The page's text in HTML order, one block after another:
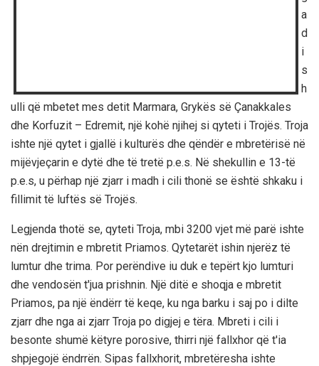
a
d
i
s
h
ulli që mbetet mes detit Marmara, Grykës së Çanakkales
dhe Korfuzit – Edremit, një kohë njihej si qyteti i Trojës. Troja
ishte një qytet i gjallë i kulturës dhe qëndër e mbretërisë në
mijëvjeçarin e dytë dhe të tretë p.e.s. Në shekullin e 13-të
p.e.s, u përhap një zjarr i madh i cili thonë se është shkaku i
fillimit të luftës së Trojës.
Legjenda thotë se, qyteti Troja, mbi 3200 vjet më parë ishte
nën drejtimin e mbretit Priamos. Qytetarët ishin njerëz të
lumtur dhe trima. Por perëndive iu duk e tepërt kjo lumturi
dhe vendosën t'jua prishnin. Një ditë e shoqja e mbretit
Priamos, pa një ëndërr të keqe, ku nga barku i saj po i dilte
zjarr dhe nga ai zjarr Troja po digjej e tëra. Mbreti i cili i
besonte shumë këtyre porosive, thirri një fallxhor që t'ia
shpjegojë ëndrrën. Sipas fallxhorit, mbretëresha ishte